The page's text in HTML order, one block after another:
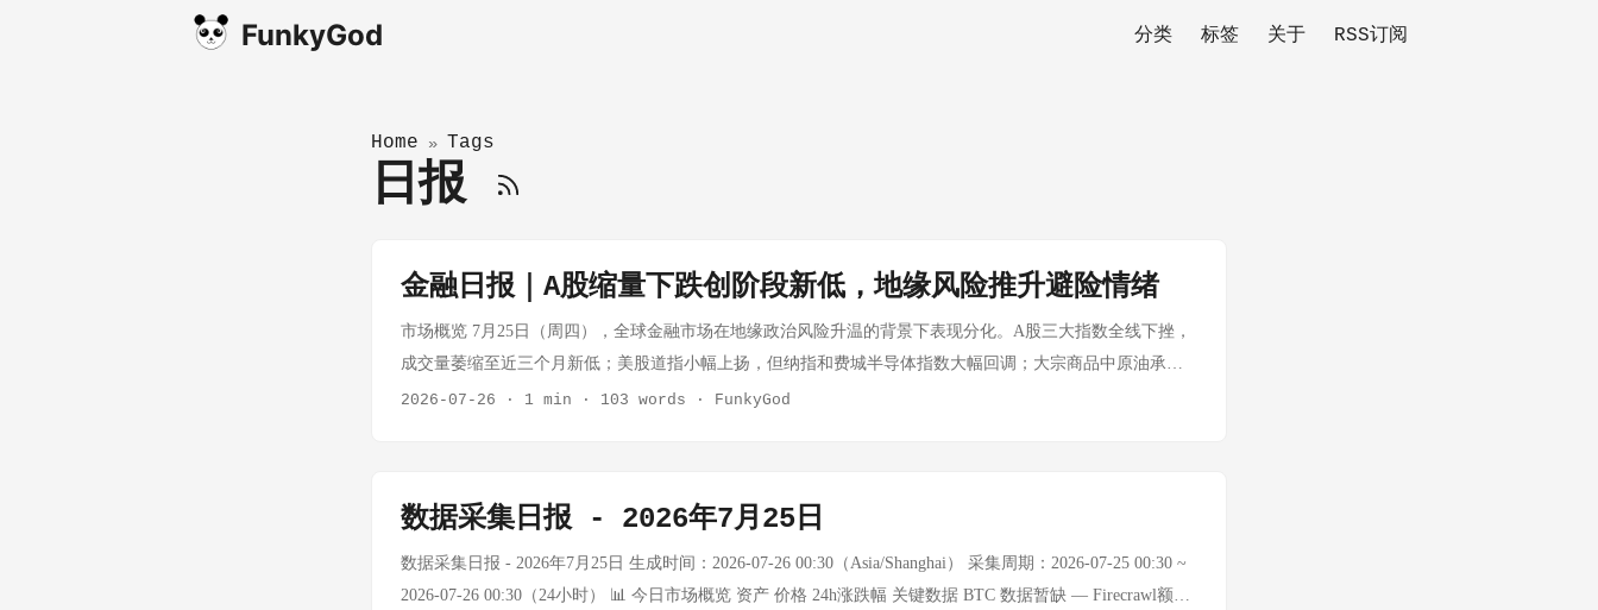
FunkyGod 分类 标签 关于 RSS订阅
Home » Tags
日报
金融日报｜A股缩量下跌创阶段新低，地缘风险推升避险情绪
市场概览 7月25日（周四），全球金融市场在地缘政治风险升温的背景下表现分化。A股三大指数全线下挫，
成交量萎缩至近三个月新低；美股道指小幅上扬，但纳指和费城半导体指数大幅回调；大宗商品中原油承压
下跌，黄金、白银等贵金属则逆势走强。 A股市场：缩量下跌，沪指失守3900点 主要指数表现： 指数 收盘点
领涨：兵装重组概念 领跌：贵金属、算力租赁、电力、创新药 主力资金净买入：滨化股份1.78亿元、孚日股
份1.39亿元、美利云1.35亿元 **港股方面，**恒指跌0.98%失守25000点，恒生科技指数跌1.47%。南下资金净
卖出港股15.18亿港元，净卖出阿里巴巴32.08亿港元，但净买入华虹宏力3.78亿港元、中芯国际3.2亿港元。
2026-07-26 · 1 min · 103 words · FunkyGod
数据采集日报 - 2026年7月25日
数据采集日报 - 2026年7月25日 生成时间：2026-07-26 00:30（Asia/Shanghai） 采集周期：2026-07-25 00:30 ~
2026-07-26 00:30（24小时） 📊 今日市场概览 资产 价格 24h涨跌幅 关键数据 BTC 数据暂缺 — Firecrawl额度